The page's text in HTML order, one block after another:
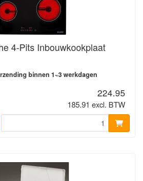
4-Pits Inbouwkookplaat
binnen 1~3 werkdagen
224.95
185.91 excl. BTW